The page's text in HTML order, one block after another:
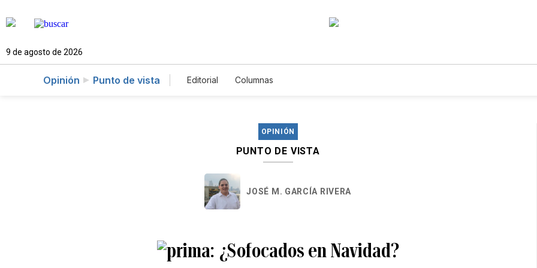
9 de agosto de 2026
Opinión Punto de vista Editorial Columnas
OPINIÓN
PUNTO DE VISTA
JOSÉ M. GARCÍA RIVERA
¿Sofocados en Navidad?